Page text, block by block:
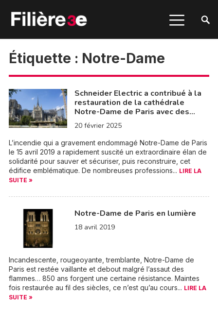
Étiquette : Notre-Dame
Schneider Electric a contribué à la
restauration de la cathédrale
Notre-Dame de Paris avec des…
20 février 2025
L’incendie qui a gravement endommagé Notre-Dame de Paris
le 15 avril 2019 a rapidement suscité un extraordinaire élan de
solidarité pour sauver et sécuriser, puis reconstruire, cet
édifice emblématique. De nombreuses professions... LIRE LA
SUITE »
Notre-Dame de Paris en lumière
18 avril 2019
Incandescente, rougeoyante, tremblante, Notre-Dame de
Paris est restée vaillante et debout malgré l’assaut des
flammes… 850 ans forgent une certaine résistance. Maintes
fois restaurée au fil des siècles, ce n’est qu’au cours... LIRE LA
SUITE »